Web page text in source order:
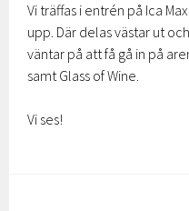
Vi träffas i entrén på Ica
upp. Där delas västar ut
väntar på att få gå in på
samt Glass of Wine.
Vi ses!